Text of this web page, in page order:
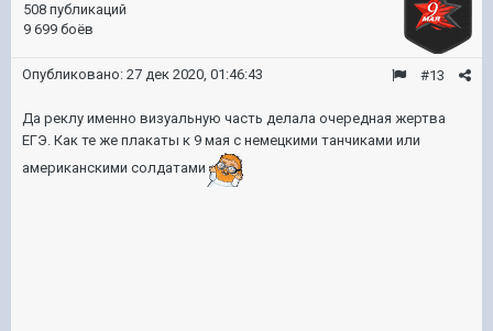
508 публикаций
9 699 боёв
#13
Опубликовано: 27 дек 2020, 01:46:43
Да реклу именно визуальную часть делала очередная жертва
ЕГЭ. Как те же плакаты к 9 мая с немецкими танчиками или
американскими солдатами